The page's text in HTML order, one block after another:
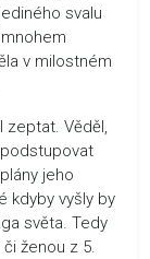
svalu
v milostném
Věděl,
jeho
kdyby vyšly by
světa. Tedy
ženou z 5.